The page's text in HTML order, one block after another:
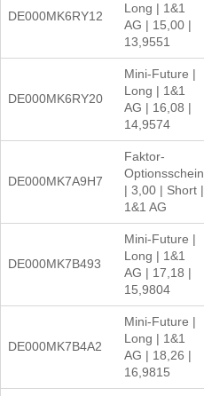
DE000MK6RY12
Long | 1&1
AG | 15,00 |
13,9551
DE000MK6RY20
Mini-Future |
Long | 1&1
AG | 16,08 |
14,9574
DE000MK7A9H7
Faktor-
Optionsschein
| 3,00 | Short |
1&1 AG
DE000MK7B493
Mini-Future |
Long | 1&1
AG | 17,18 |
15,9804
DE000MK7B4A2
Mini-Future |
Long | 1&1
AG | 18,26 |
16,9815